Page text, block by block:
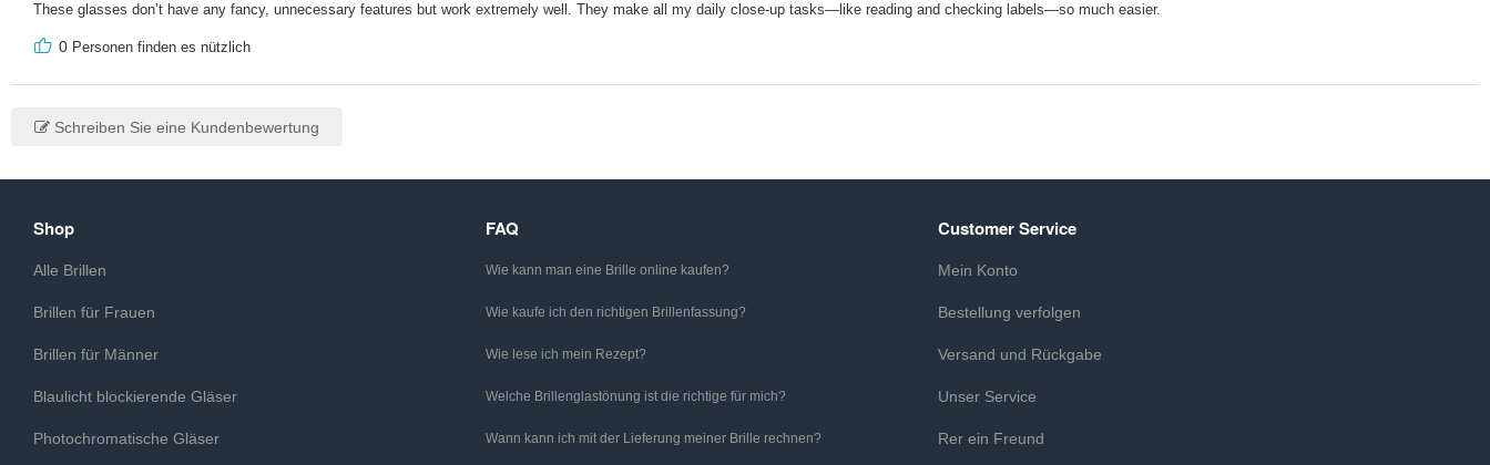
These glasses don’t have any fancy, unnecessary features but work extremely well. They make all my daily close-up tasks—like reading and checking labels—so much easier.
0 Personen finden es nützlich
Schreiben Sie eine Kundenbewertung
Shop
Alle Brillen
Brillen für Frauen
Brillen für Männer
Blaulicht blockierende Gläser
Photochromatische Gläser
FAQ
Wie kann man eine Brille online kaufen?
Wie kaufe ich den richtigen Brillenfassung?
Wie lese ich mein Rezept?
Welche Brillenglastönung ist die richtige für mich?
Wann kann ich mit der Lieferung meiner Brille rechnen?
Customer Service
Mein Konto
Bestellung verfolgen
Versand und Rückgabe
Unser Service
Rer ein Freund